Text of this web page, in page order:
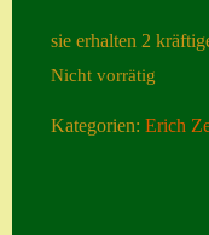
sie erhalten 2
Nicht vorrätig
Kategorien:Erich